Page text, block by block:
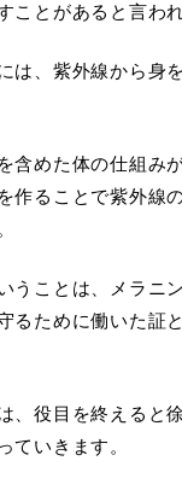
ことがあると言わ
は、紫外線から身
含めた体の仕組み
作ることで紫外線
うことは、メラニ
るために働いた証
、役目を終えると
ていきます。